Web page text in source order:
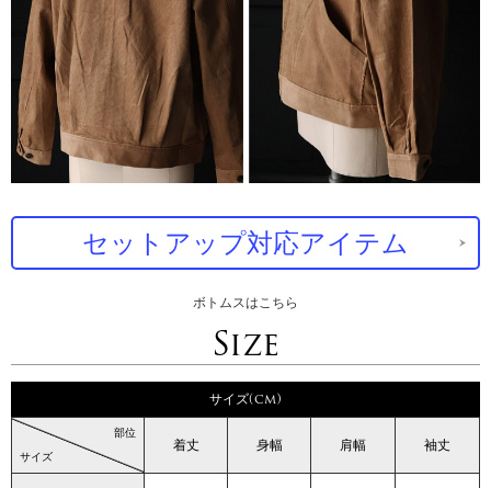
セットアップ対応アイテム
ボトムスはこちら
Size
サイズ(cm)
サイズ
部位
着丈 身幅 肩幅 袖丈